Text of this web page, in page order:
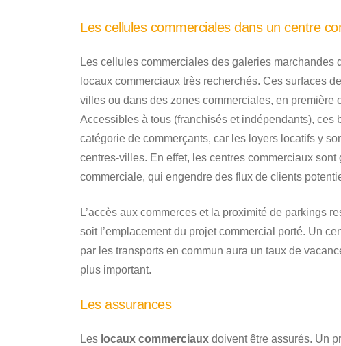
Les cellules commerciales dans un centre
Les cellules commerciales des galeries
locaux commerciaux très recherchés. Ces surfaces
villes ou dans des zones commerciales, en première
Accessibles à tous (franchisés et indépendants), ces
catégorie de commerçants, car les loyers locatifs y
centres-villes. En effet, les centres commerciaux
commerciale, qui engendre des flux de clients
L’accès aux commerces et la proximité de parkings
soit l’emplacement du projet commercial porté. Un
par les transports en commun aura un taux de
plus important.
Les assurances
Les locaux commerciaux doivent être assurés. Un